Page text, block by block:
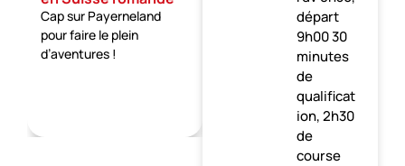
Cap sur Payerneland
pour faire le plein
d’aventures !
départ
9h00 30
minutes
de
qualificat
ion, 2h30
de
course